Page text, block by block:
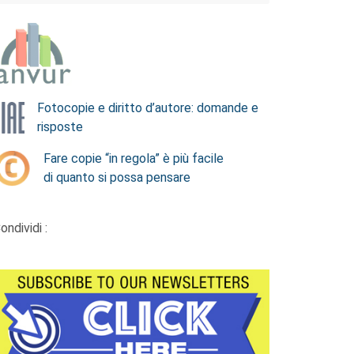
Fotocopie e diritto d’autore: domande e
risposte
Fare copie “in regola” è più facile
di quanto si possa pensare
: